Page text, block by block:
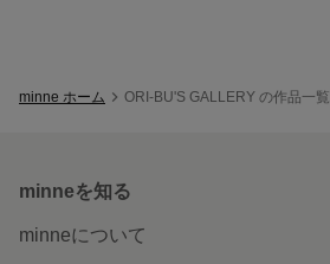
minne ホーム ORI-BU'S GALLERY の作品一覧
minneを知る
minneについて